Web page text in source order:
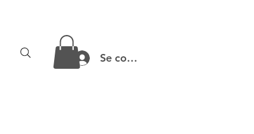
Se connecter